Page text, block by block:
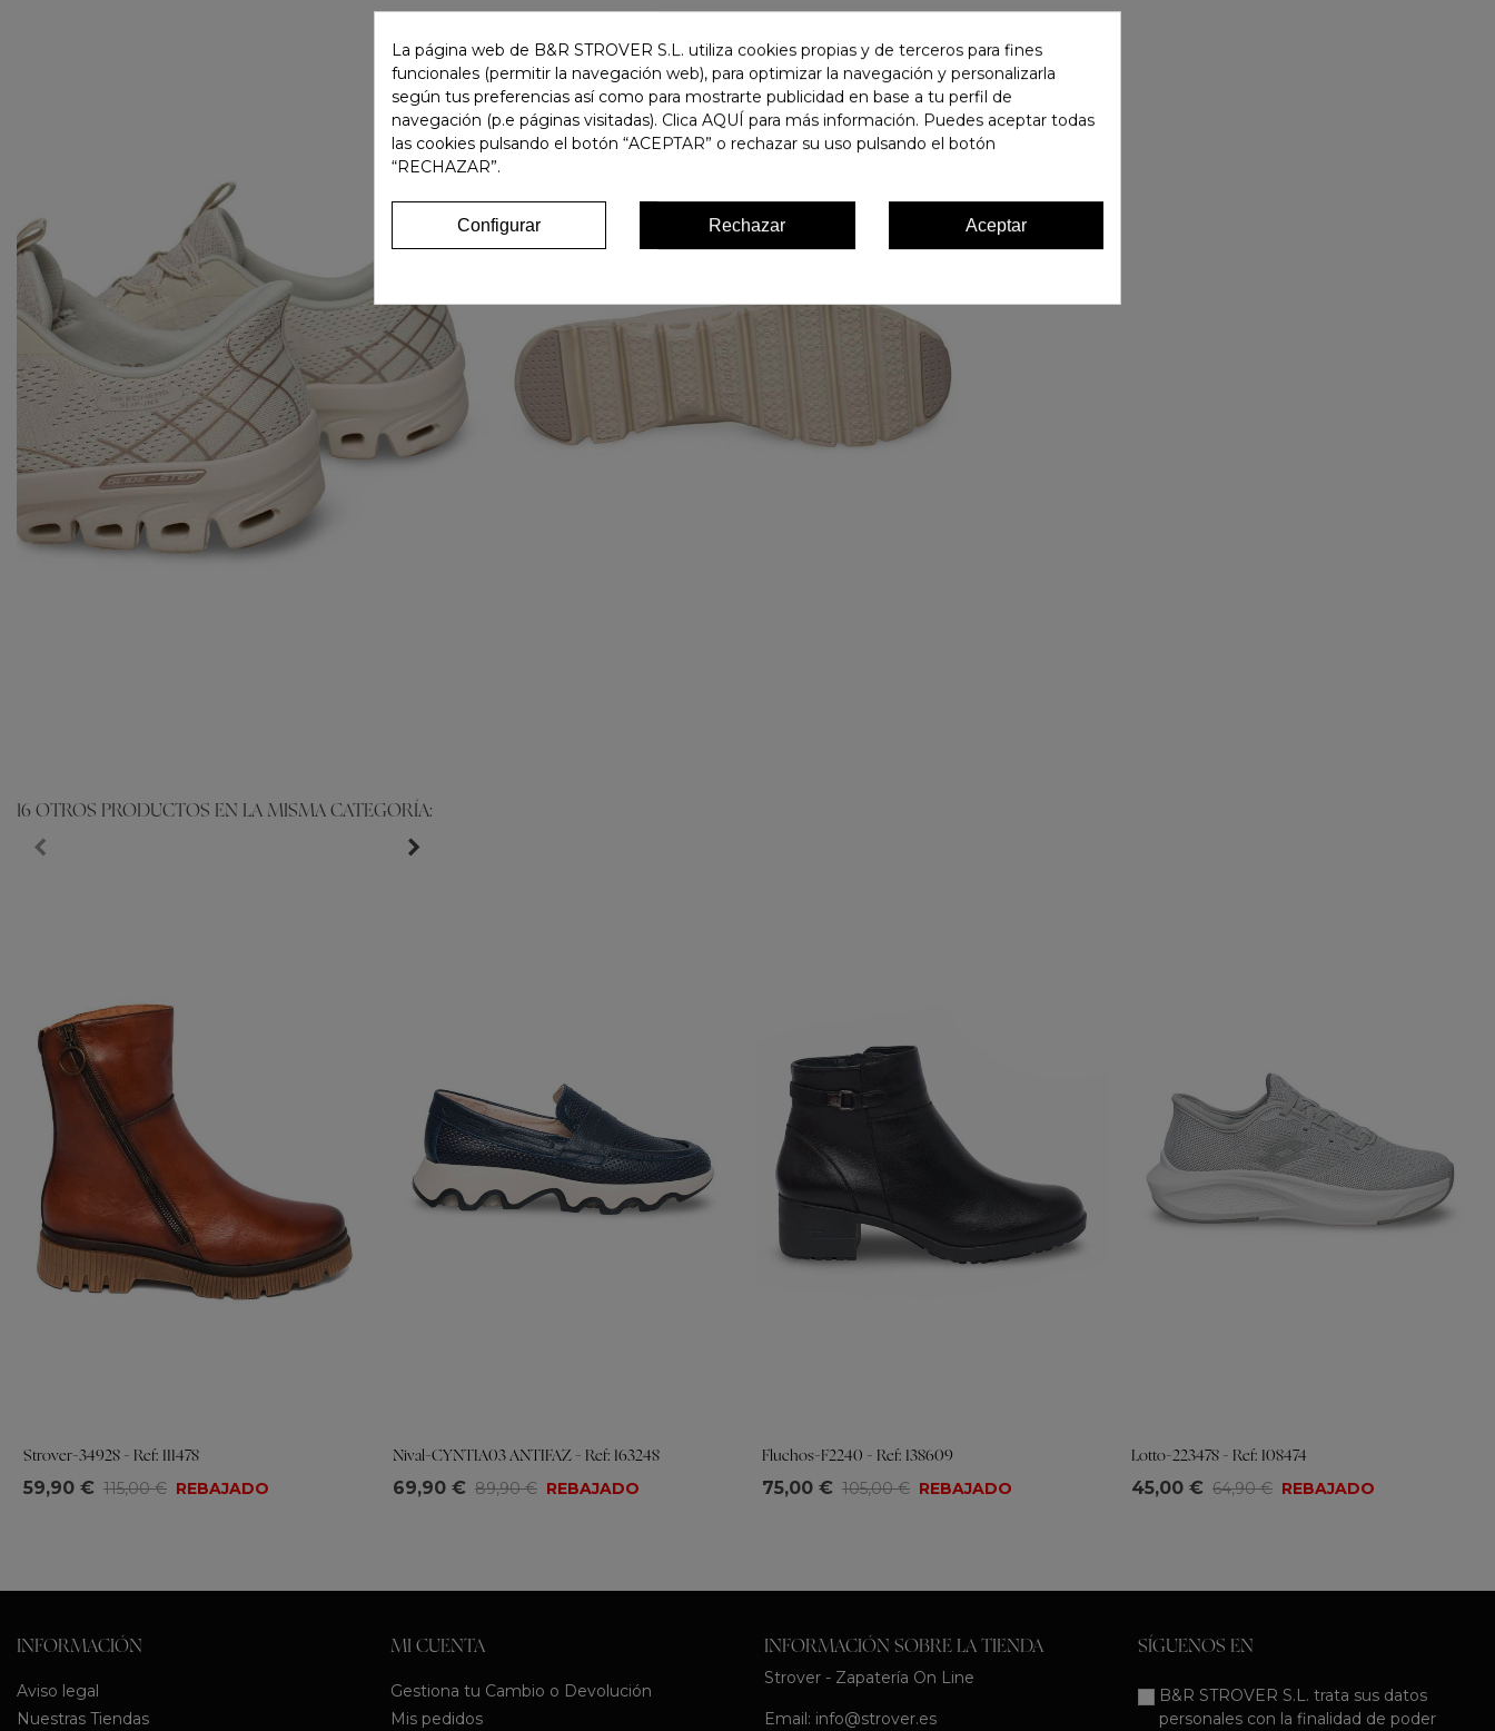
16 OTROS PRODUCTOS EN LA MISMA CATEGORÍA:
Tallas
Strover-34928 - Ref: 111478
59,90 € 115,00 € REBAJADO Tallas
Nival-CYNTIA03 ANTIFAZ - Ref: 163248
69,90 € 89,90 € REBAJADO Tallas
Fluchos-F2240 - Ref: 138609
75,00 € 105,00 € REBAJADO Tallas
Lotto-223478 - Ref: 108474
45,00 € 64,90 € REBAJADO
INFORMACIÓN
Aviso legal
Nuestras Tiendas
MI CUENTA
Gestiona tu Cambio o Devolución
Mis pedidos
INFORMACIÓN SOBRE LA TIENDA
Strover - Zapatería On Line
Email: info@strover.es
SÍGUENOS EN
B&R STROVER S.L. trata sus datos
personales con la finalidad de poder
La página web de B&R STROVER S.L. utiliza cookies propias y de terceros para fines
funcionales (permitir la navegación web), para optimizar la navegación y personalizarla
según tus preferencias así como para mostrarte publicidad en base a tu perfil de
navegación (p.e páginas visitadas). Clica AQUÍ para más información. Puedes aceptar todas
las cookies pulsando el botón “ACEPTAR” o rechazar su uso pulsando el botón
“RECHAZAR”.
Configurar Rechazar Aceptar